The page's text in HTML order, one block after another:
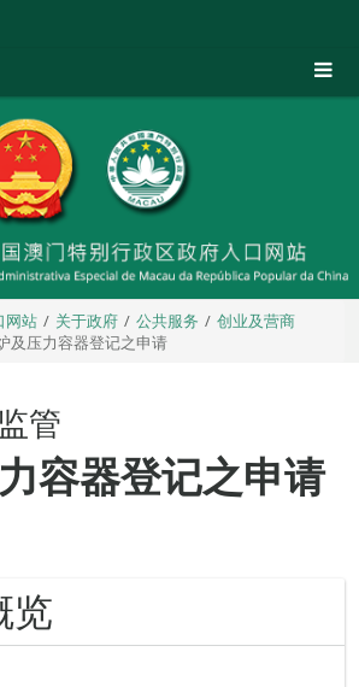
网站 关于政府 公共服务
创业及营商
及压力容器登记之申请
管
容器登记之申请
览